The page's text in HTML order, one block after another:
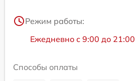
Режим работы:
Ежедневно с 9:00 до 21:00
Способы оплаты